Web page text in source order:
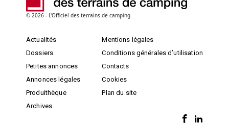
© 2026 - L'Officiel des terrains de camping
Actualités
Dossiers
Petites annonces
Annonces légales
Produithèque
Archives
Mentions légales
Conditions générales d’utilisation
Contacts
Cookies
Plan du site